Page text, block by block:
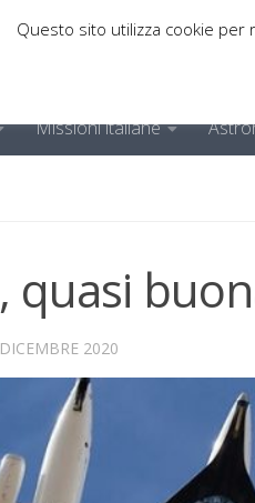
Missioni italiane
quasi
2020
Questo sito utilizza cookie per